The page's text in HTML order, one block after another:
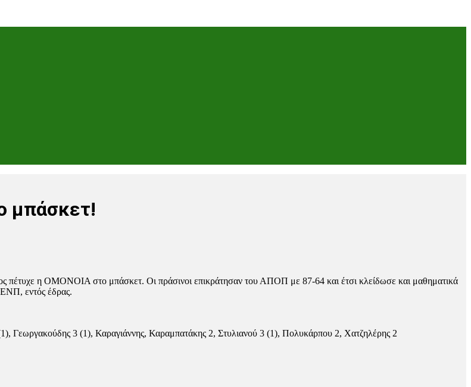
μπάσκετ!
πέτυχε η ΟΜΟΝΟΙΑ στο μπάσκετ. Οι πράσινοι επικράτησαν του ΑΠΟΠ με 87-64 και έτσι κλείδωσε και μαθηματικά
εντός έδρας.
Γεωργακούδης 3 (1), Καραγιάννης, Καραμπατάκης 2, Στυλιανού 3 (1), Πολυκάρπου 2, Χατζηλέρης 2